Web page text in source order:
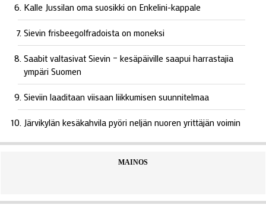
Kalle Jussilan oma suosikki on Enkelini-kappale
Sievin frisbeegolfradoista on moneksi
Saabit valtasivat Sievin – kesäpäiville saapui harrastajia
ympäri Suomen
Sieviin laaditaan viisaan liikkumisen suunnitelmaa
Järvikylän kesäkahvila pyöri neljän nuoren yrittäjän voimin
MAINOS